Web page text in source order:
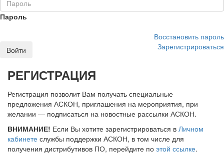
Пароль
Восстановить пароль
Войти
Зарегистрироваться
РЕГИСТРАЦИЯ
Регистрация позволит Вам получать специальные
предложения АСКОН, приглашения на мероприятия, при
желании — подписаться на новостные рассылки АСКОН.
ВНИМАНИЕ! Если Вы хотите зарегистрироваться в Личном
кабинете службы поддержки АСКОН, в том числе для
получения дистрибутивов ПО, перейдите по этой ссылке.